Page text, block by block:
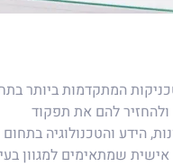
המתקדמות ביותר
להם את תפקוד
הידע והטכנולוגיה
שמתאימים למגוון